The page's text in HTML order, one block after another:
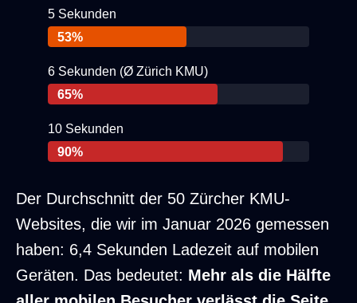
5 Sekunden
53%
6 Sekunden (Ø Zürich KMU)
65%
10 Sekunden
90%
Abbruchraten: 1s=9%, 2s=13%, 3s=32%,
Der Durchschnitt der 50 Zürcher KMU-
Websites, die wir im Januar 2026 gemessen
haben: 6,4 Sekunden Ladezeit auf mobilen
Geräten. Das bedeutet: Mehr als die Hälfte